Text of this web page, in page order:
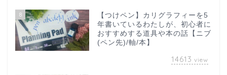
8
【つけペン】カリグラフィーを5
年書いているわたしが、初心者に
おすすめする道具や本の話【ニブ
(ペン先)/軸/本】
14613 view